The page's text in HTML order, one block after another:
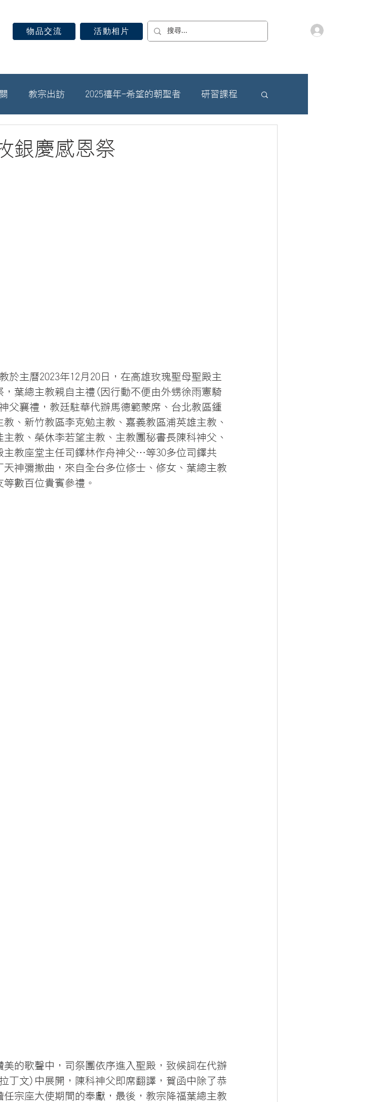
物品交流 活動相片
教宗出訪 2025禧年-希望的朝聖者 研習課程
銀慶感恩祭
於主曆2023年12月20日，在高雄玫瑰聖母聖殿主
，葉總主教親自主禮(因行動不便由外甥徐雨憲騎
父襄禮，教廷駐華代辦馬德範蒙席、台北教區鍾
、新竹教區李克勉主教、嘉義教區浦英雄主教、
教、榮休李若望主教、主教團秘書長陳科神父、
主教座堂主任司鐸林作舟神父…等30多位司鐸共
神彌撒曲，來自全台多位修士、修女、葉總主教
數百位貴賓參禮。
美的歌聲中，司祭團依序進入聖殿，致候詞在代辦
丁文)中展開，陳科神父即席翻譯，賀函中除了恭
宗座大使期間的奉獻，最後，教宗降福葉總主教